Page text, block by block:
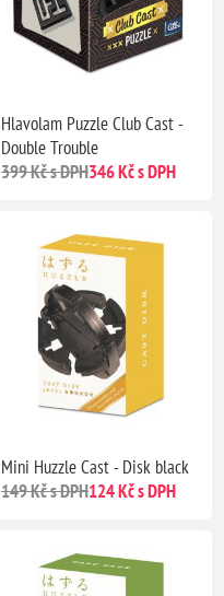
Hlavolam Puzzle Club Cast -
Double Trouble
399 Kč s DPH346 Kč s DPH
Mini Huzzle Cast - Disk black
149 Kč s DPH124 Kč s DPH